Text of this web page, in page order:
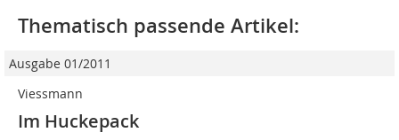
Thematisch passende Artikel:
Ausgabe 01/2011
Viessmann
Im Huckepack